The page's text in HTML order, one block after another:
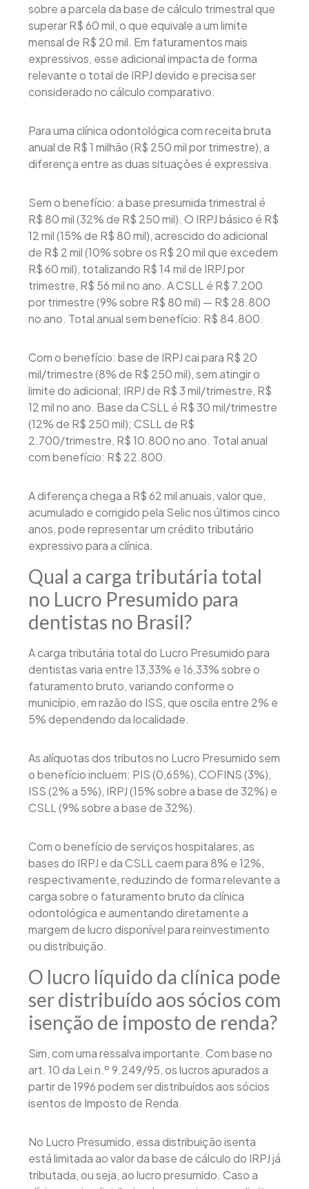
sobre a parcela da base de cálculo trimestral que
superar R$ 60 mil, o que equivale a um limite
mensal de R$ 20 mil. Em faturamentos mais
expressivos, esse adicional impacta de forma
relevante o total de IRPJ devido e precisa ser
considerado no cálculo comparativo.
Para uma clínica odontológica com receita bruta
anual de R$ 1 milhão (R$ 250 mil por trimestre), a
diferença entre as duas situações é expressiva.
Sem o benefício: a base presumida trimestral é
R$ 80 mil (32% de R$ 250 mil). O IRPJ básico é R$
12 mil (15% de R$ 80 mil), acrescido do adicional
de R$ 2 mil (10% sobre os R$ 20 mil que excedem
R$ 60 mil), totalizando R$ 14 mil de IRPJ por
trimestre, R$ 56 mil no ano. A CSLL é R$ 7.200
por trimestre (9% sobre R$ 80 mil) — R$ 28.800
no ano. Total anual sem benefício: R$ 84.800.
Com o benefício: base de IRPJ cai para R$ 20
mil/trimestre (8% de R$ 250 mil), sem atingir o
limite do adicional; IRPJ de R$ 3 mil/trimestre, R$
12 mil no ano. Base da CSLL é R$ 30 mil/trimestre
(12% de R$ 250 mil); CSLL de R$
2.700/trimestre, R$ 10.800 no ano. Total anual
com benefício: R$ 22.800.
A diferença chega a R$ 62 mil anuais, valor que,
acumulado e corrigido pela Selic nos últimos cinco
anos, pode representar um crédito tributário
expressivo para a clínica.
Qual a carga tributária total
no Lucro Presumido para
dentistas no Brasil?
A carga tributária total do Lucro Presumido para
dentistas varia entre 13,33% e 16,33% sobre o
faturamento bruto, variando conforme o
município, em razão do ISS, que oscila entre 2% e
5% dependendo da localidade.
As alíquotas dos tributos no Lucro Presumido sem
o benefício incluem: PIS (0,65%), COFINS (3%),
ISS (2% a 5%), IRPJ (15% sobre a base de 32%) e
CSLL (9% sobre a base de 32%).
Com o benefício de serviços hospitalares, as
bases do IRPJ e da CSLL caem para 8% e 12%,
respectivamente, reduzindo de forma relevante a
carga sobre o faturamento bruto da clínica
odontológica e aumentando diretamente a
margem de lucro disponível para reinvestimento
ou distribuição.
O lucro líquido da clínica pode
ser distribuído aos sócios com
isenção de imposto de renda?
Sim, com uma ressalva importante. Com base no
art. 10 da Lei n.º 9.249/95, os lucros apurados a
partir de 1996 podem ser distribuídos aos sócios
isentos de Imposto de Renda.
No Lucro Presumido, essa distribuição isenta
está limitada ao valor da base de cálculo do IRPJ já
tributada, ou seja, ao lucro presumido. Caso a